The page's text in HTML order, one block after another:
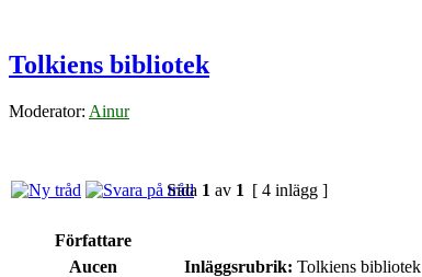
Tolkiens bibliotek
Moderator: Ainur
Sida 1 av 1 [ 4 inlägg ]
Författare
Aucen
Inläggsrubrik: Tolkiens bibliotek